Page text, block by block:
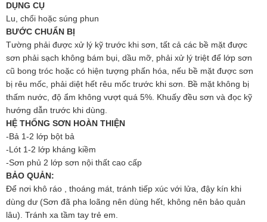
DỤNG CỤ
Lu, chổi hoặc súng phun
BƯỚC CHUẨN BỊ
Tường phải được xử lý kỹ trước khi sơn, tất cả các bề mặt được
sơn phải sạch không bám bụi, dầu mỡ, phải xử lý triệt để lớp sơn
cũ bong tróc hoặc có hiện tượng phấn hóa, nếu bề mặt được sơn
bị rêu mốc, phải diệt hết rêu mốc trước khi sơn. Bề mặt không bị
thấm nước, độ ẩm không vượt quá 5%. Khuấy đều sơn và đọc kỹ
hướng dẫn trước khi dùng.
HỆ THỐNG SƠN HOÀN THIỆN
-Bả 1-2 lớp bột bả
-Lót 1-2 lớp kháng kiềm
-Sơn phủ 2 lớp sơn nội thất cao cấp
BẢO QUẢN:
Để nơi khô ráo , thoáng mát, tránh tiếp xúc với lửa, đậy kín khi
dùng dư (Sơn đã pha loãng nên dùng hết, không nên bảo quản
lâu). Tránh xa tầm tay trẻ em.